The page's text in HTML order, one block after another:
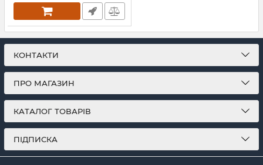
КОНТАКТИ
ПРО МАГАЗИН
КАТАЛОГ ТОВАРІВ
ПІДПИСКА